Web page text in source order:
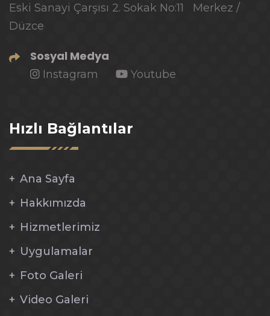
Eski Sanayi Çarşısı 2. Sokak No:11 Merkez /
Düzce
Sosyal Medya
Instagram Youtube
Hızlı Bağlantılar
Ana Sayfa
Hakkımızda
Hizmetlerimiz
Uygulamalar
Foto Galeri
Video Galeri